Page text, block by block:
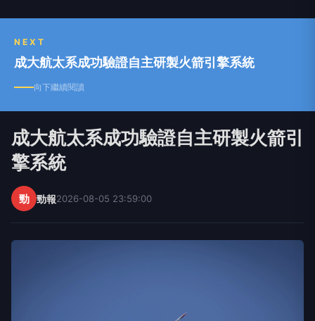
NEXT
成大航太系成功驗證自主研製火箭引擎系統
向下繼續閱讀
成大航太系成功驗證自主研製火箭引
擎系統
勁 勁報2026-08-05 23:59:00